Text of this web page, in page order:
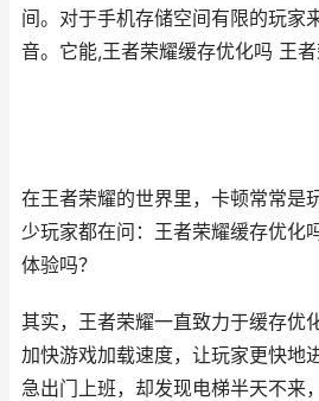
间。对于手机存储空间有限的玩家
音。它能,王者荣耀缓存优化吗 王
在王者荣耀的世界里，卡顿常常是
少玩家都在问：王者荣耀缓存优化
体验吗？
其实，王者荣耀一直致力于缓存优
加快游戏加载速度，让玩家更快地
急出门上班，却发现电梯半天不来